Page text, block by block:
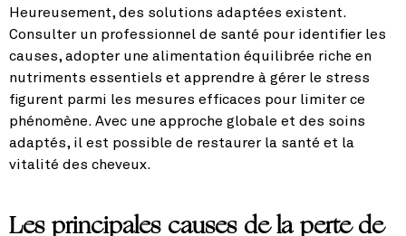
Heureusement, des solutions adaptées existent.
Consulter un professionnel de santé pour identifier les
causes, adopter une alimentation équilibrée riche en
nutriments essentiels et apprendre à gérer le stress
figurent parmi les mesures efficaces pour limiter ce
phénomène. Avec une approche globale et des soins
adaptés, il est possible de restaurer la santé et la
vitalité des cheveux.
Les principales causes de la perte de